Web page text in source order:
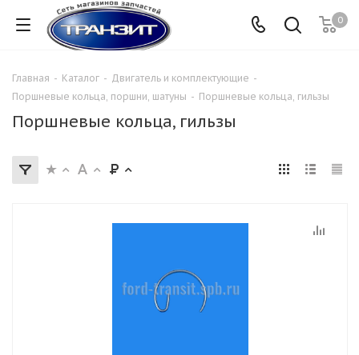
0
Главная - Каталог - Двигатель и комплектующие -
Поршневые кольца, поршни, шатуны - Поршневые кольца, гильзы
Поршневые кольца, гильзы